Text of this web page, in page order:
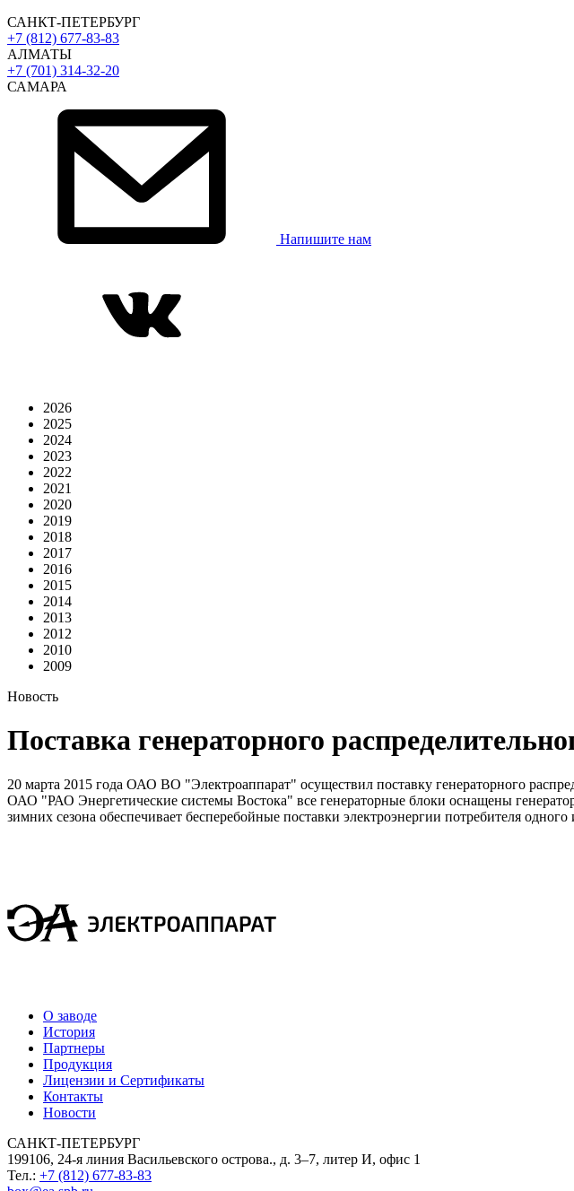
САНКТ-ПЕТЕРБУРГ
+7 (812) 677-83-83
АЛМАТЫ
+7 (701) 314-32-20
САМАРА
Напишите нам
2026
2025
2024
2023
2022
2021
2020
2019
2018
2017
2016
2015
2014
2013
2012
2010
2009
Новость
Поставка генераторного
20 марта 2015 года ОАО ВО "Электроаппарат" осуществил поставку генераторного
ОАО "РАО Энергетические системы Востока" все генераторные блоки оснащены
зимних сезона обеспечивает бесперебойные поставки электроэнергии потребителя
О заводе
История
Партнеры
Продукция
Лицензии и Сертификаты
Контакты
Новости
САНКТ-ПЕТЕРБУРГ
199106, 24-я линия Васильевского острова., д. 3–7, литер И, офис 1
Тел.: +7 (812) 677-83-83